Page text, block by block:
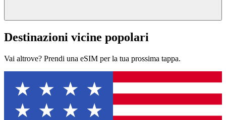
Destinazioni vicine popolari
Vai altrove? Prendi una eSIM per la tua prossima tappa.